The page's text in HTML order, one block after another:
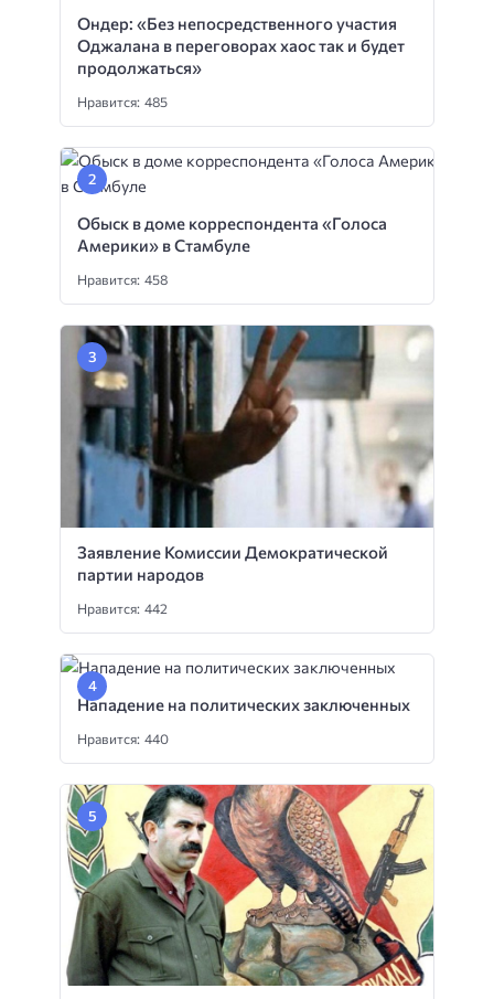
Ондер: «Без непосредственного участия
Оджалана в переговорах хаос так и будет
продолжаться»
Нравится: 485
Обыск в доме корреспондента «Голоса
Америки» в Стамбуле
Нравится: 458
Заявление Комиссии Демократической
партии народов
Нравится: 442
Нападение на политических заключенных
Нравится: 440